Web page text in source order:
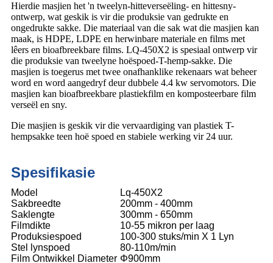
Hierdie masjien het 'n tweelyn-hitteverseëling- en hittesny-
ontwerp, wat geskik is vir die produksie van gedrukte en
ongedrukte sakke. Die materiaal van die sak wat die masjien kan
maak, is HDPE, LDPE en herwinbare materiale en films met
lêers en bioafbreekbare films. LQ-450X2 is spesiaal ontwerp vir
die produksie van tweelyne hoëspoed-T-hemp-sakke. Die
masjien is toegerus met twee onafhanklike rekenaars wat beheer
word en word aangedryf deur dubbele 4.4 kw servomotors. Die
masjien kan bioafbreekbare plastiekfilm en komposteerbare film
verseël en sny.
Die masjien is geskik vir die vervaardiging van plastiek T-
hempsakke teen hoë spoed en stabiele werking vir 24 uur.
Spesifikasie
Model
Lq-450X2
Sakbreedte
200mm - 400mm
Saklengte
300mm - 650mm
Filmdikte
10-55 mikron per laag
Produksiespoed
100-300 stuks/min X 1 Lyn
Stel lynspoed
80-110m/min
Film Ontwikkel Diameter Φ900mm